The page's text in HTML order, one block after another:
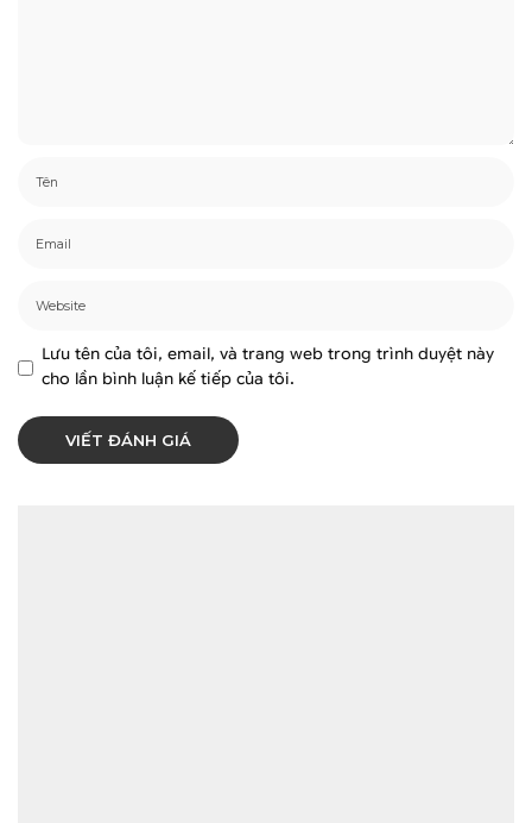
Lưu tên của tôi, email, và trang web trong trình duyệt này
cho lần bình luận kế tiếp của tôi.